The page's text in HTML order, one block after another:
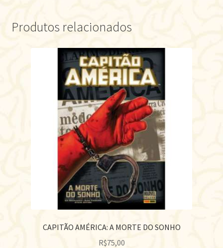
Produtos relacionados
CAPITÃO AMÉRICA: A MORTE DO SONHO
R$75,00